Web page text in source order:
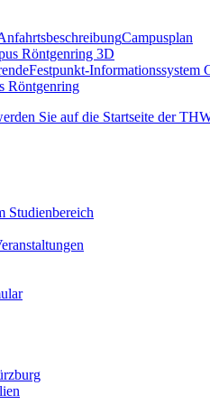
Campusplan
Röntgenring 3D
Festpunkt-Informationssystem
Röntgenring
Studienbereich